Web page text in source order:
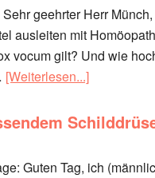
geehrter Herr
ausleiten mit
vocum gilt? Und wie
[Weiterlesen...]
Guten Tag, ich